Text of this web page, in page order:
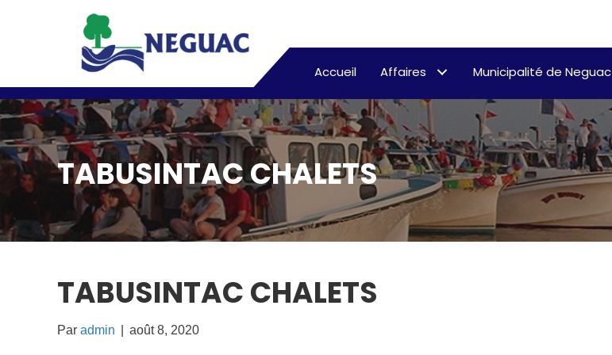
Accueil Affaires Municipalité de Neguac
TABUSINTAC CHALETS
TABUSINTAC CHALETS
Par admin août 8, 2020